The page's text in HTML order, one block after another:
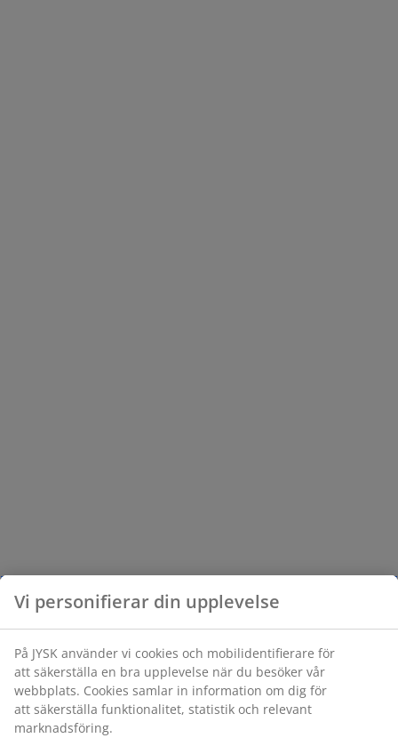
Vi personifierar din upplevelse
På JYSK använder vi cookies och mobilidentifierare för
att säkerställa en bra upplevelse när du besöker vår
webbplats. Cookies samlar in information om dig för
att säkerställa funktionalitet, statistik och relevant
marknadsföring.